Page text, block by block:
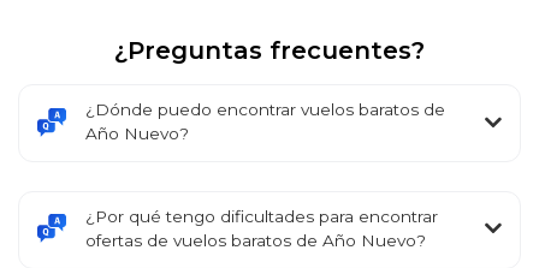
¿Preguntas frecuentes?
¿Dónde puedo encontrar vuelos baratos de
Año Nuevo?
¿Por qué tengo dificultades para encontrar
ofertas de vuelos baratos de Año Nuevo?